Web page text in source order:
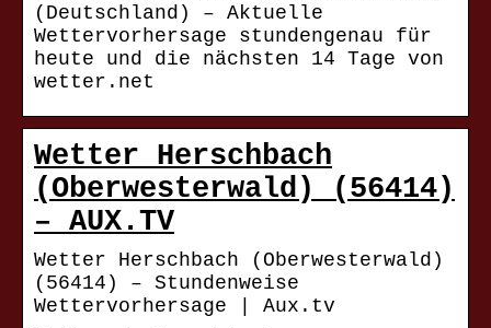
(Deutschland) – Aktuelle
Wettervorhersage stundengenau für
heute und die nächsten 14 Tage von
wetter.net
Wetter Herschbach
(Oberwesterwald) (56414)
– AUX.TV
Wetter Herschbach (Oberwesterwald)
(56414) – Stundenweise
Wettervorhersage | Aux.tv